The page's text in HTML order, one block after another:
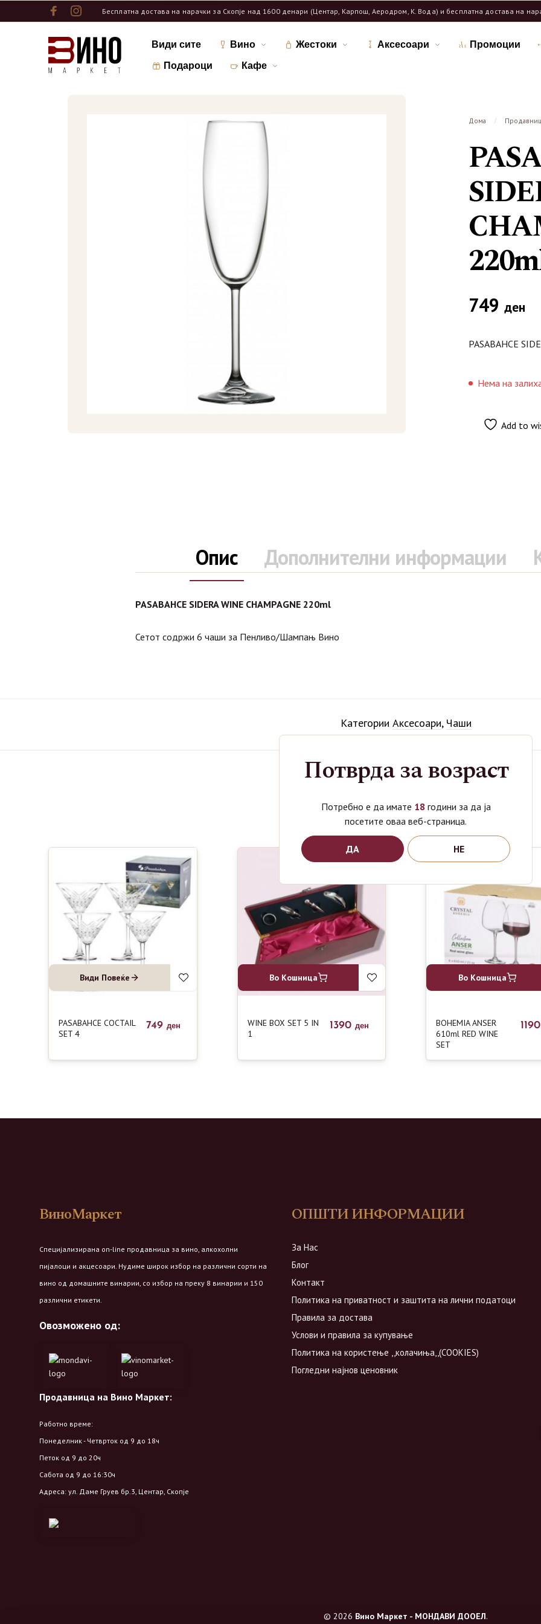
Бесплатна достава на нарачки за Скопје над 1600 денари (Центар, Карпош, Аеродром, К. Вода) и бесплатна достава на
Види сите Вино Жестоки Аксесоари Промоции
Подароци Кафе
Дома /
749 ден
PASABAHCE
Нема на
Add to
Опис Дополнителни информации
PASABAHCE SIDERA WINE CHAMPAGNE 220ml
Сетот содржи 6 чаши за Пенливо/Шампањ Вино
Категории Аксесоари, Чаши
Поврзани производи
Види Повеќе
PASABAHCE COCTAIL
SET 4
749 ден
Во Кошница
WINE BOX SET 5 IN
1
1390 ден
Во Кошница
BOHEMIA ANSER
610ml RED WINE
SET
1190
ВиноМаркет
Специјализирана on-line продавница за вино, алкохолни
пијалоци и акцесоари. Нудиме широк избор на различни сорти на
вино од домашните винарии, со избор на преку 8 винарии и 150
различни етикети.
Овозможено од:
Продавница на Вино Маркет:
Работно време:
Понеделник - Четврток од 9 до 18ч
Петок од 9 до 20ч
Сабота од 9 до 16:30ч
Адреса: ул. Даме Груев бр.3, Центар, Скопје
ОПШТИ ИНФОРМАЦИИ
За Нас
Блог
Контакт
Политика на приватност и заштита на лични податоци
Правила за достава
Услови и правила за купување
Политика на користење ,,колачиња,,(COOKIES)
Погледни најнов ценовник
© 2026 Вино Маркет - МОНДАВИ ДООЕЛ.
Потврда за возраст
Потребно е да имате 18 години за да ја
посетите оваа веб-страница.
ДА НЕ